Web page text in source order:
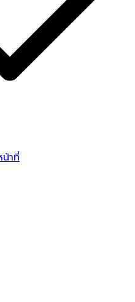
น้าที่